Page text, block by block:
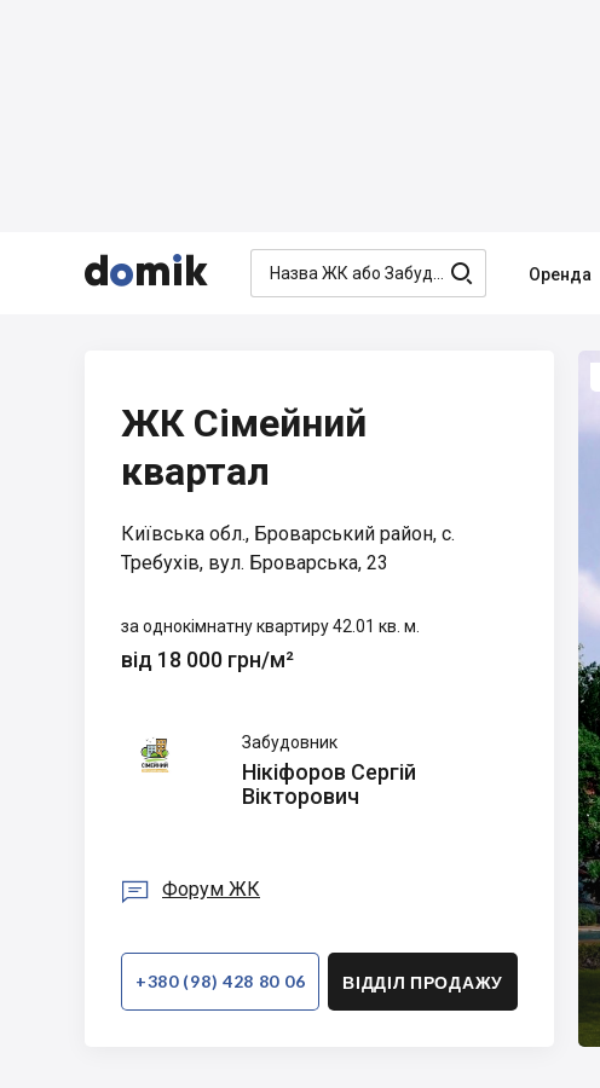


  Оренда
ЖК Сімейний
квартал
Київська обл., Броварський район, с.
Требухів, вул. Броварська, 23
за однокімнатну квартиру 42.01 кв. м.
від 18 000 грн/м²
Сергій
Вікторович
Забудовник
Нікіфоров Сергій
Вікторович
 Форум ЖК
+380 (98) 428 80 06 ВІДДІЛ ПРОДАЖУ